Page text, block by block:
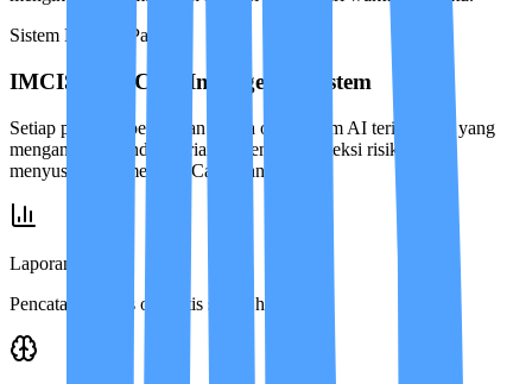
Sistem Proteksi Pasien
IMCIS™ — Care Intelligence System
Setiap program perawatan dijaga oleh sistem AI terintegrasi yang
menganalisis kondisi harian pasien, mendeteksi risiko, dan
menyusun rekomendasi Care Plan.
Laporan Harian
Pencatatan klinis otomatis setiap hari.